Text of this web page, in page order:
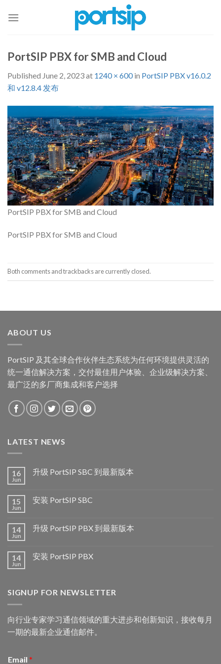
PortSIP PBX for SMB and Cloud
Published June 2, 2023at 1240 × 600in PortSIP PBX v16.0.2
和 v12.8.4 发布
PortSIP PBX for SMB and Cloud
PortSIP PBX for SMB and Cloud
Both comments and trackbacks are currently closed.
ABOUT US
PortSIP 及其全球合作伙伴生态系统为任何环境提供灵活的
统一通信解决方案，交付最佳用户体验、企业级解决方案、
最广泛的多厂商集成和客户选择
LATEST NEWS
16
Jun
升级 PortSIP SBC 到最新版本
15
Jun
安装 PortSIP SBC
14
Jun
升级 PortSIP PBX 到最新版本
14
Jun
安装 PortSIP PBX
SIGNUP FOR NEWSLETTER
向行业专家学习通信领域的重大进步和创新知识，接收每月
一期的最新企业通信邮件。
Email *